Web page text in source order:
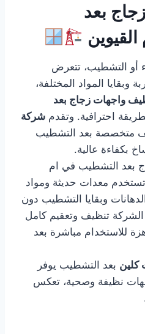
بعد
أو التشطيب، تتعرض
وبقايا المواد المختلفة،
واجهات زجاج بعد
احترافية. وتقدم شركة
متخصصة بعد التشطيب
بكفاءة عالية.
بعد التشطيب في ام
تستخدم معدات حديثة ومواد
وبقايا التشطيب دون
الشركة تنظيف وتعقيم كامل
للاستخدام مباشرة بعد
كلين بعد التشطيب يوفر
نظيفة وصحية، تعكس